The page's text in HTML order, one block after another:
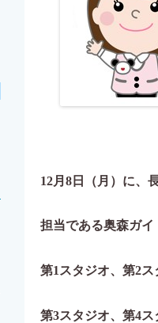
12月8日（月）に、
担当である奥森ガイ
第1スタジオ、第2ス
第3スタジオ、第4ス